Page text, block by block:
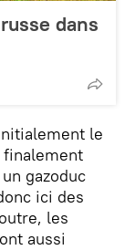
dans
le
finalement
gazoduc
ici des
les
aussi